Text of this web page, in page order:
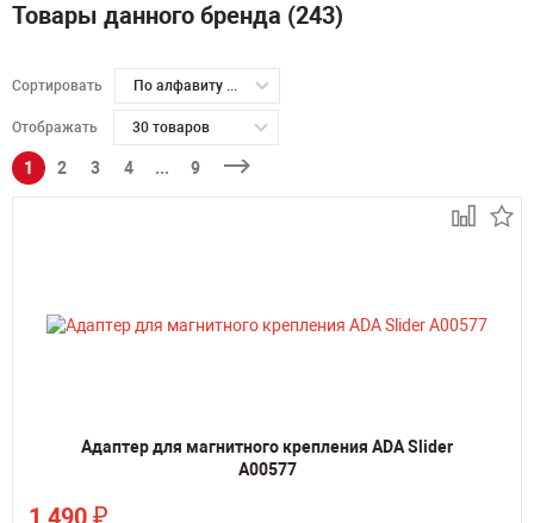
Товары данного бренда (243)
Сортировать По алфавиту А-Я
Отображать 30 товаров
1 2 3 4 ... 9
Адаптер для магнитного крепления ADA Slider
А00577
1 490 ₽